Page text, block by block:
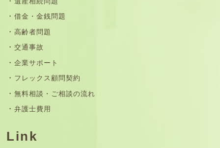
借金・金銭問題
高齢者問題
交通事故
企業サポート
フレックス顧問契約
無料相談・ご相談の流れ
弁護士費用
Link